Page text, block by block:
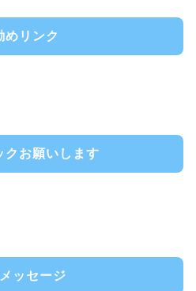
めリンク
クお願いします
ッセージ